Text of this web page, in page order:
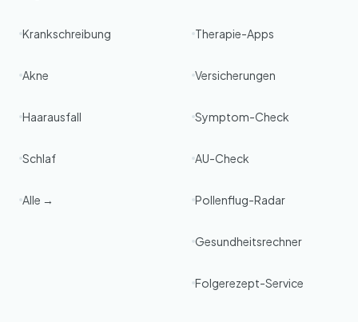
Krankschreibung
Akne
Haarausfall
Schlaf
Alle →
Therapie-Apps
Versicherungen
Symptom-Check
AU-Check
Pollenflug-Radar
Gesundheitsrechner
Folgerezept-Service